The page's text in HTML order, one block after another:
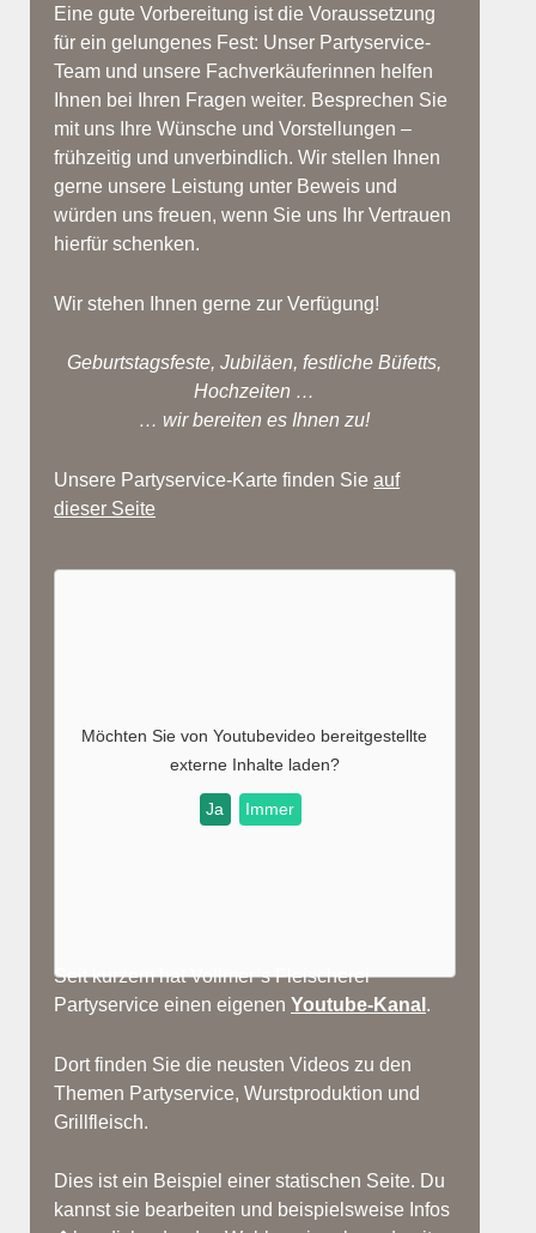
Eine gute Vorbereitung ist die Voraussetzung
für ein gelungenes Fest: Unser Partyservice-
Team und unsere Fachverkäuferinnen helfen
Ihnen bei Ihren Fragen weiter. Besprechen Sie
mit uns Ihre Wünsche und Vorstellungen –
frühzeitig und unverbindlich. Wir stellen Ihnen
gerne unsere Leistung unter Beweis und
würden uns freuen, wenn Sie uns Ihr Vertrauen
hierfür schenken.
Wir stehen Ihnen gerne zur Verfügung!
Geburtstagsfeste, Jubiläen, festliche Büfetts,
Hochzeiten …
… wir bereiten es Ihnen zu!
Unsere Partyservice-Karte finden Sie auf
dieser Seite
Möchten Sie vonYoutubevideo bereitgestellte
externe Inhalte laden?
Ja Immer
Seit kurzem hat Vollmer’s Fleischerei
Partyservice einen eigenen Youtube-Kanal .
Dort finden Sie die neusten Videos zu den
Themen Partyservice, Wurstproduktion und
Grillfleisch.
Dies ist ein Beispiel einer statischen Seite. Du
kannst sie bearbeiten und beispielsweise Infos